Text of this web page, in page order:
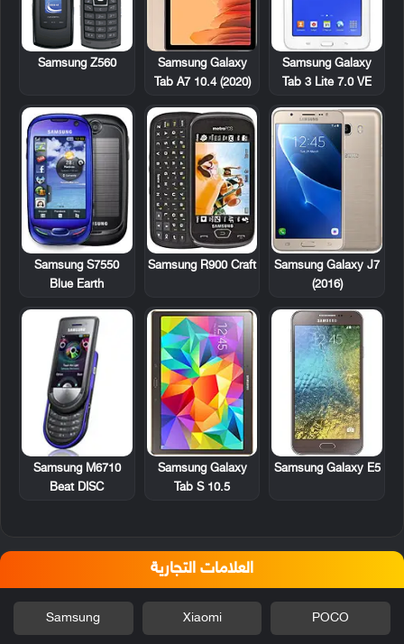
Samsung Galaxy
Tab 3 Lite 7.0 VE
Samsung Galaxy
Tab A7 10.4 (2020)
Samsung Z560
Samsung Galaxy J7
(2016)
Samsung R900 Craft
Samsung S7550
Blue Earth
Samsung Galaxy E5
Samsung Galaxy
Tab S 10.5
Samsung M6710
Beat DISC
العلامات التجارية
POCO
Xiaomi
Samsung